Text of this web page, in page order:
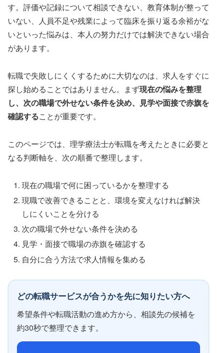
す。評価や記録について相談できない、教育体制が整って
いない、人員不足や残業によって臨床を振り返る余裕がな
いといった悩みは、本人の努力だけでは解決できない場合
があります。
転職で失敗しにくくするために大切なのは、求人をすぐに
探し始めることではありません。まず現在の悩みを整理
し、次の職場で外せない条件を決め、見学や面接で赤旗を
確認することが重要です。
このページでは、理学療法士が転職を考えたときに必要と
なる判断軸を、次の順番で整理します。
現在の職場で何に困っているかを整理する
現職で改善できることと、環境を変えなければ解決
しにくいことを分ける
次の職場で外せない条件を決める
見学・面接で職場の赤旗を確認する
自分に合う方法で求人情報を集める
どの転職サービスが合うかを先に知りたい方へ
希望条件や転職活動の進め方から、相談先の候補を
約30秒で整理できます。